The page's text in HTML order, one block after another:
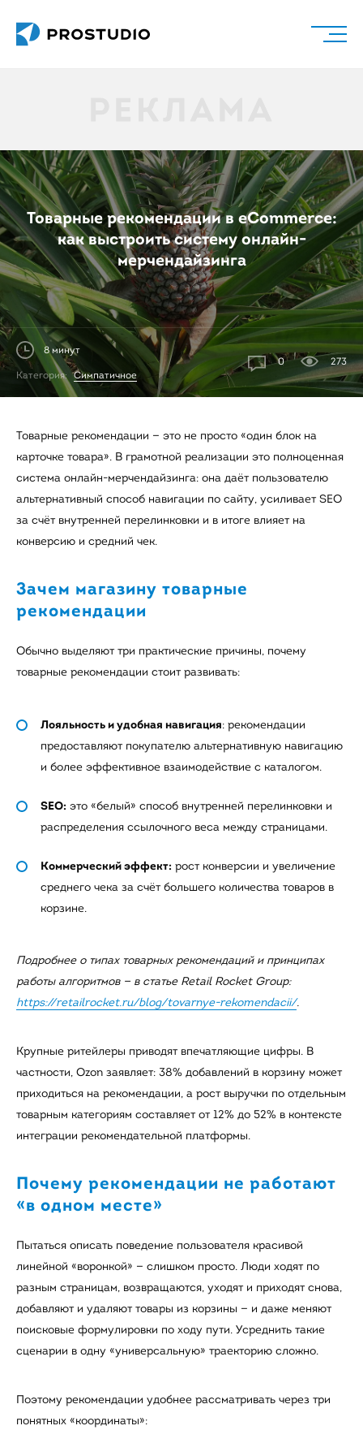
Товарные рекомендации в eCommerce:
как выстроить систему онлайн-
мерчендайзинга
Категория: Симпатичное
8 минут
0
273
Товарные рекомендации — это не просто «один блок на
карточке товара». В грамотной реализации это полноценная
система онлайн-мерчендайзинга: она даёт пользователю
альтернативный способ навигации по сайту, усиливает SEO
за счёт внутренней перелинковки и в итоге влияет на
конверсию и средний чек.
Зачем магазину товарные
рекомендации
Обычно выделяют три практические причины, почему
товарные рекомендации стоит развивать:
Лояльность и удобная навигация: рекомендации
предоставляют покупателю альтернативную навигацию
и более эффективное взаимодействие с каталогом.
SEO: это «белый» способ внутренней перелинковки и
распределения ссылочного веса между страницами.
Коммерческий эффект: рост конверсии и увеличение
среднего чека за счёт большего количества товаров в
корзине.
Подробнее о типах товарных рекомендаций и принципах
работы алгоритмов — в статье Retail Rocket Group:
https://retailrocket.ru/blog/tovarnye-rekomendacii/.
Крупные ритейлеры приводят впечатляющие цифры. В
частности, Ozon заявляет: 38% добавлений в корзину может
приходиться на рекомендации, а рост выручки по отдельным
товарным категориям составляет от 12% до 52% в контексте
интеграции рекомендательной платформы.
Почему рекомендации не работают
«в одном месте»
Пытаться описать поведение пользователя красивой
линейной «воронкой» — слишком просто. Люди ходят по
разным страницам, возвращаются, уходят и приходят снова,
добавляют и удаляют товары из корзины — и даже меняют
поисковые формулировки по ходу пути. Усреднить такие
сценарии в одну «универсальную» траекторию сложно.
Поэтому рекомендации удобнее рассматривать через три
понятных «координаты»: